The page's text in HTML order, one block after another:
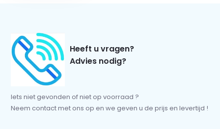
Heeft u vragen?
Advies nodig?
Iets niet gevonden of niet op voorraad ?
Neem contact met ons op en we geven u de prijs en levertijd !